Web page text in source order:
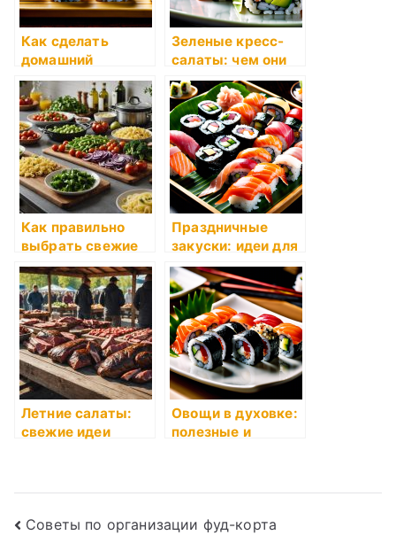
Как сделать
домашний
постный сыр
Зеленые кресс-
салаты: чем они
полезны?
Как правильно
выбрать свежие
продукты
Праздничные
закуски: идеи для
стола
Летние салаты:
свежие идеи
Овощи в духовке:
полезные и
Навигация
Советы по организации фуд-корта